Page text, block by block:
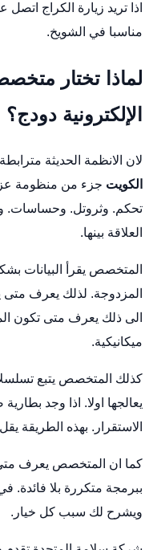
مناسبا في الشويخ.
لماذا تختار
الإلكترونية دودج؟
لان الانظمة الحديثة
الكويت جزء من منظومة
تحكم. وثروتل. وحساسات.
العلاقة بينها.
المتخصص يقرأ البيانات
المزدوجة. لذلك يعرف متى
الى ذلك يعرف متى تكون
ميكانيكية.
كذلك المتخصص يتبع
يعالجها اولا. اذا وجد
الاستقرار. بهذه الطريقة
كما ان المتخصص يعرف
ببرمجة متكررة بلا فائدة.
ويشرح لك سبب كل خيار.